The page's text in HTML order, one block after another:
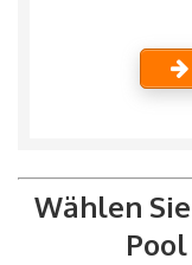
Wählen